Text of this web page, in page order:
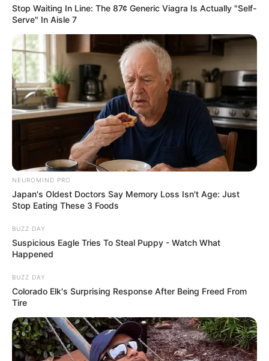
Stop Waiting In Line: The 87¢ Generic Viagra Is Actually "Self-
Serve" In Aisle 7
NEUROMIND PRO
Japan's Oldest Doctors Say Memory Loss Isn't Age: Just
Stop Eating These 3 Foods
BUZZ DAY
Suspicious Eagle Tries To Steal Puppy - Watch What
Happened
BUZZ DAY
Colorado Elk's Surprising Response After Being Freed From
Tire